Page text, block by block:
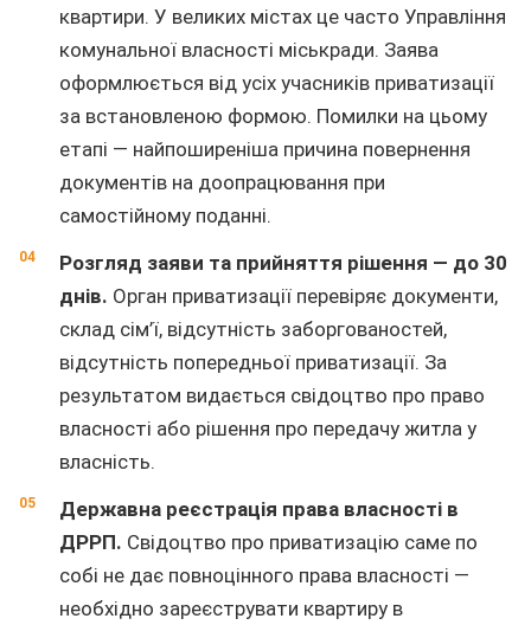
квартири. У великих містах це часто Управління
комунальної власності міськради. Заява
оформлюється від усіх учасників приватизації
за встановленою формою. Помилки на цьому
етапі — найпоширеніша причина повернення
документів на доопрацювання при
самостійному поданні.
Розгляд заяви та прийняття рішення — до 30
днів. Орган приватизації перевіряє документи,
склад сім’ї, відсутність заборгованостей,
відсутність попередньої приватизації. За
результатом видається свідоцтво про право
власності або рішення про передачу житла у
власність.
Державна реєстрація права власності в
ДРРП. Свідоцтво про приватизацію саме по
собі не дає повноцінного права власності —
необхідно зареєструвати квартиру в